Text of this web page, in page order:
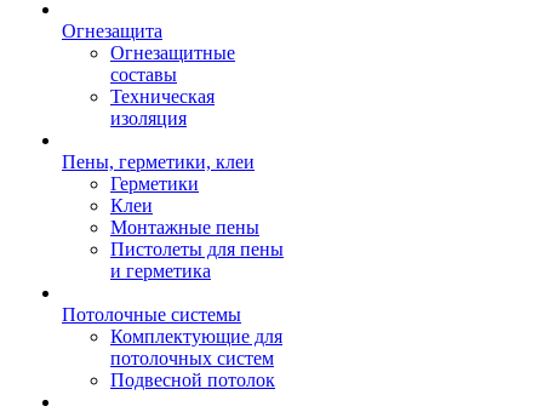
Огнезащита
Огнезащитные
составы
Техническая
изоляция
Пены, герметики, клеи
Герметики
Клеи
Монтажные пены
Пистолеты для пены
и герметика
Потолочные системы
Комплектующие для
потолочных систем
Подвесной потолок